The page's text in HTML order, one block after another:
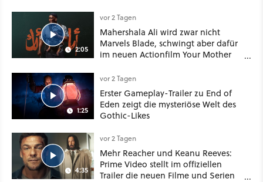
2:05
vor 2 Tagen
Mahershala Ali wird zwar nicht
Marvels Blade, schwingt aber dafür
im neuen Actionfilm Your Mother
Schwert
1:25
vor 2 Tagen
Erster Gameplay-Trailer zu End of
Eden zeigt die mysteriöse Welt des
Gothic-Likes
4:35
vor 2 Tagen
Mehr Reacher und Keanu Reeves:
Prime Video stellt im offiziellen
Trailer die neuen Filme und Serien